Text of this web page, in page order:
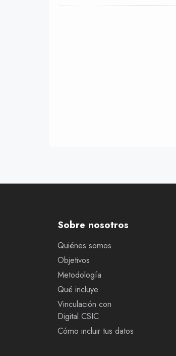
Sobre nosotros
Quiénes somos
Objetivos
Metodología
Qué incluye
Vinculación con
Digital.CSIC
Cómo incluir tus datos